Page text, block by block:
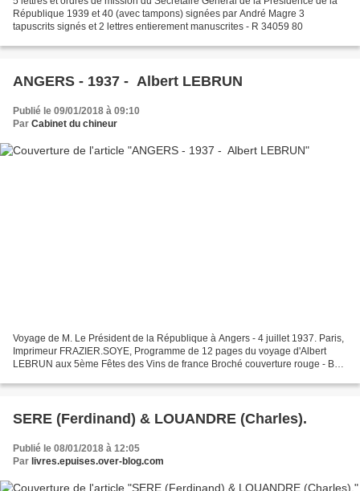
République 1939 et 40 (avec tampons) signées par André Magre 3
tapuscrits signés et 2 lettres entierement manuscrites - R 34059 80
ANGERS - 1937 - Albert LEBRUN
Publié le 09/01/2018 à 09:10
Par Cabinet du chineur
Voyage de M. Le Président de la République à Angers - 4 juillet 1937. Paris,
Imprimeur FRAZIER.SOYE, Programme de 12 pages du voyage d'Albert
LEBRUN aux 5ème Fêtes des Vins de france Broché couverture rouge - Bon
SERE (Ferdinand) & LOUANDRE (Charles).
Publié le 08/01/2018 à 12:05
Par livres.epuises.over-blog.com